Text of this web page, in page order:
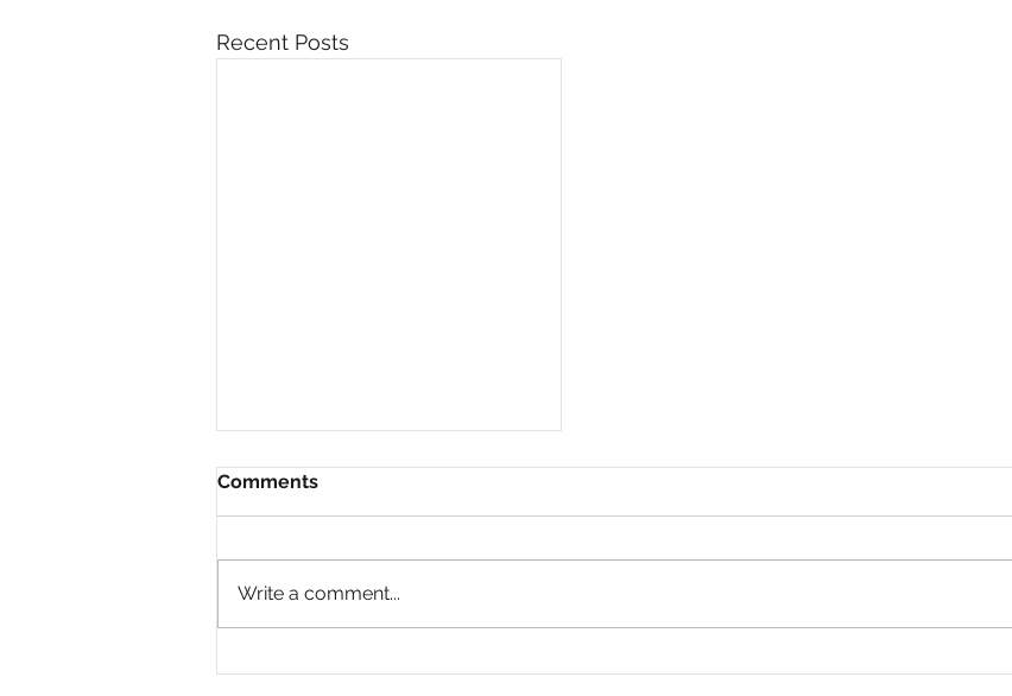
Recent Posts
Comments
Write a comment...